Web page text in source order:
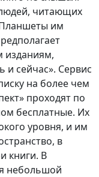
людей, читающих
им
изданиям,
и сейчас». Сервис
на более чем
проходят по
бесплатные. Их
уровня, и им
в
книги. В
небольшой